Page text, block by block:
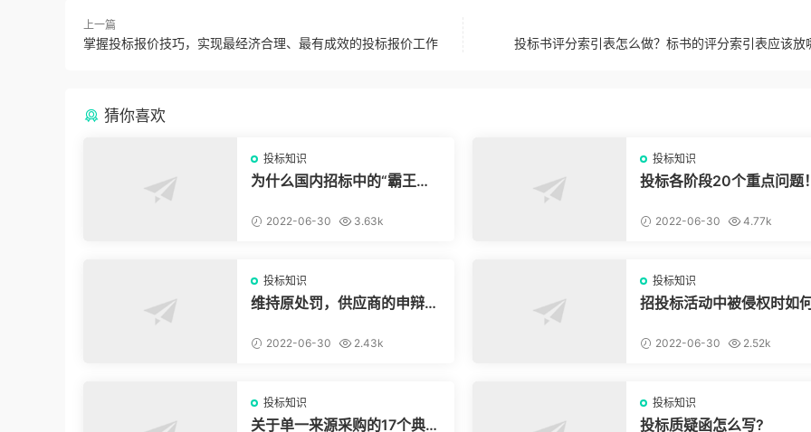
上一篇
掌握投标报价技巧，实现最经济合理、最有成效的投标报价工作 投标书评分索引表怎么做？标书的评分索引表应该放
猜你喜欢
投标知识
为什么国内招标中的“霸王条
2022-06-30 3.63k
投标知识
投标各阶段20个重点问题！
2022-06-30 4.77k
投标知识
维持原处罚，供应商的申辩被
2022-06-30 2.43k
投标知识
招投标活动中被侵权时如
2022-06-30 2.52k
投标知识
关于单一来源采购的17个典型
投标知识
投标质疑函怎么写?